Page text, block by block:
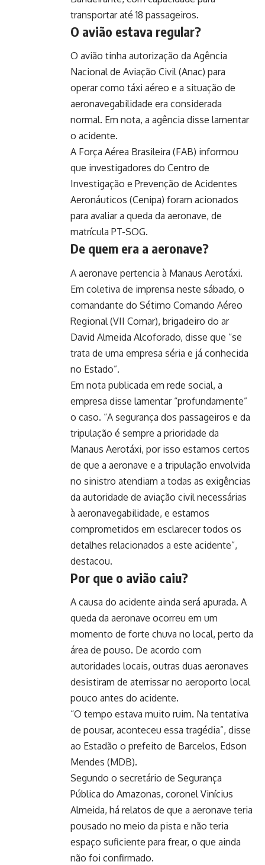
transportar até 18 passageiros.
O avião estava regular?
O avião tinha autorização da Agência
Nacional de Aviação Civil (Anac) para
operar como táxi aéreo e a situação de
aeronavegabilidade era considerada
normal. Em nota, a agência disse lamentar
o acidente.
A Força Aérea Brasileira (FAB) informou
que investigadores do Centro de
Investigação e Prevenção de Acidentes
Aeronáuticos (Cenipa) foram acionados
para avaliar a queda da aeronave, de
matrícula PT-SOG.
De quem era a aeronave?
A aeronave pertencia à Manaus Aerotáxi.
Em coletiva de imprensa neste sábado, o
comandante do Sétimo Comando Aéreo
Regional (VII Comar), brigadeiro do ar
David Almeida Alcoforado, disse que “se
trata de uma empresa séria e já conhecida
no Estado”.
Em nota publicada em rede social, a
empresa disse lamentar “profundamente”
o caso. “A segurança dos passageiros e da
tripulação é sempre a prioridade da
Manaus Aerotáxi, por isso estamos certos
de que a aeronave e a tripulação envolvida
no sinistro atendiam a todas as exigências
da autoridade de aviação civil necessárias
à aeronavegabilidade, e estamos
comprometidos em esclarecer todos os
detalhes relacionados a este acidente”,
destacou.
Por que o avião caiu?
A causa do acidente ainda será apurada. A
queda da aeronave ocorreu em um
momento de forte chuva no local, perto da
área de pouso. De acordo com
autoridades locais, outras duas aeronaves
desistiram de aterrissar no aeroporto local
pouco antes do acidente.
“O tempo estava muito ruim. Na tentativa
de pousar, aconteceu essa tragédia”, disse
ao Estadão o prefeito de Barcelos, Edson
Mendes (MDB).
Segundo o secretário de Segurança
Pública do Amazonas, coronel Vinícius
Almeida, há relatos de que a aeronave teria
pousado no meio da pista e não teria
espaço suficiente para frear, o que ainda
não foi confirmado.